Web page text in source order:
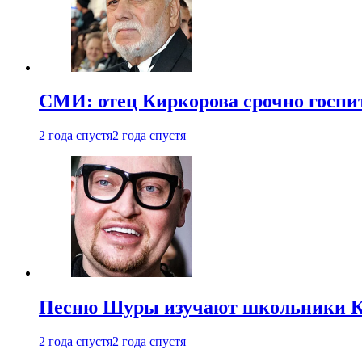
СМИ: отец Киркорова срочно
2 года спустя2 года спустя
Песню Шуры изучают школьники
2 года спустя2 года спустя